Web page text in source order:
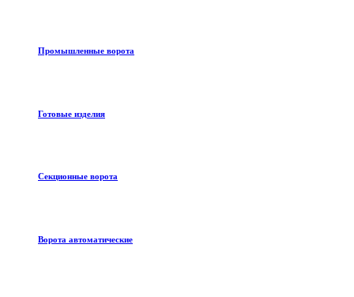
Промышленные ворота
Готовые изделия
Секционные ворота
Ворота автоматические